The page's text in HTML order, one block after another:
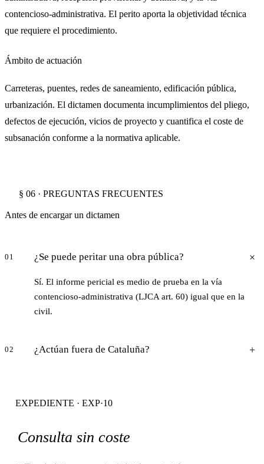
contencioso-administrativa. El perito aporta la objetividad técnica
que requiere el procedimiento.
Ámbito de actuación
Carreteras, puentes, redes de saneamiento, edificación pública,
urbanización. El dictamen documenta incumplimientos del pliego,
defectos de ejecución, vicios de proyecto y cuantifica el coste de
subsanación conforme a la normativa aplicable.
§ 06 · PREGUNTAS FRECUENTES
Antes de encargar un dictamen
01 ¿Se puede peritar una obra pública?
Sí. El informe pericial es medio de prueba en la vía
contencioso-administrativa (LJCA art. 60) igual que en la
civil.
02 ¿Actúan fuera de Cataluña?
EXPEDIENTE · EXP·10
Consulta sin coste